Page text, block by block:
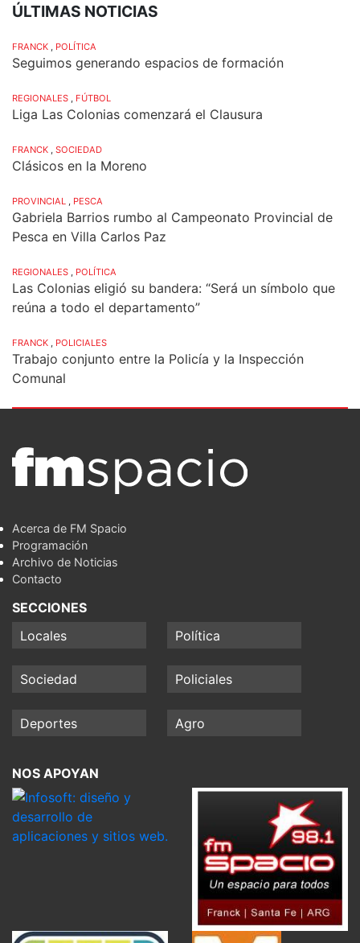
ÚLTIMAS NOTICIAS
FRANCK , POLÍTICA
Seguimos generando espacios de formación
REGIONALES , FÚTBOL
Liga Las Colonias comenzará el Clausura
FRANCK , SOCIEDAD
Clásicos en la Moreno
PROVINCIAL , PESCA
Gabriela Barrios rumbo al Campeonato Provincial de
Pesca en Villa Carlos Paz
REGIONALES , POLÍTICA
Las Colonias eligió su bandera: “Será un símbolo que
reúna a todo el departamento”
FRANCK , POLICIALES
Trabajo conjunto entre la Policía y la Inspección
Comunal
Acerca de FM Spacio
Programación
Archivo de Noticias
Contacto
SECCIONES
Locales
Política
Sociedad Policiales
Deportes Agro
NOS APOYAN